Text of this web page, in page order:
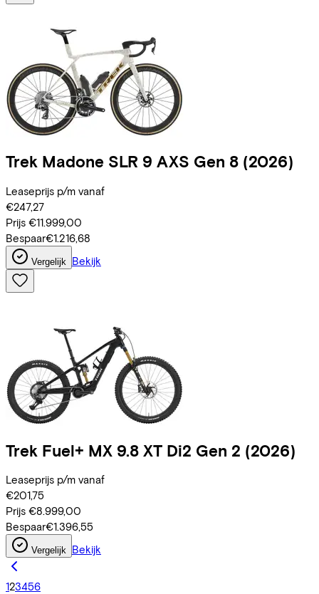
Trek Madone SLR 9 AXS Gen 8 (2026)
Leaseprijs p/m vanaf
€247,27
Prijs €11.999,00
Bespaar€1.216,68
Vergelijk Bekijk
Trek Fuel+ MX 9.8 XT Di2 Gen 2 (2026)
Leaseprijs p/m vanaf
€201,75
Prijs €8.999,00
Bespaar€1.396,55
Vergelijk Bekijk
123456